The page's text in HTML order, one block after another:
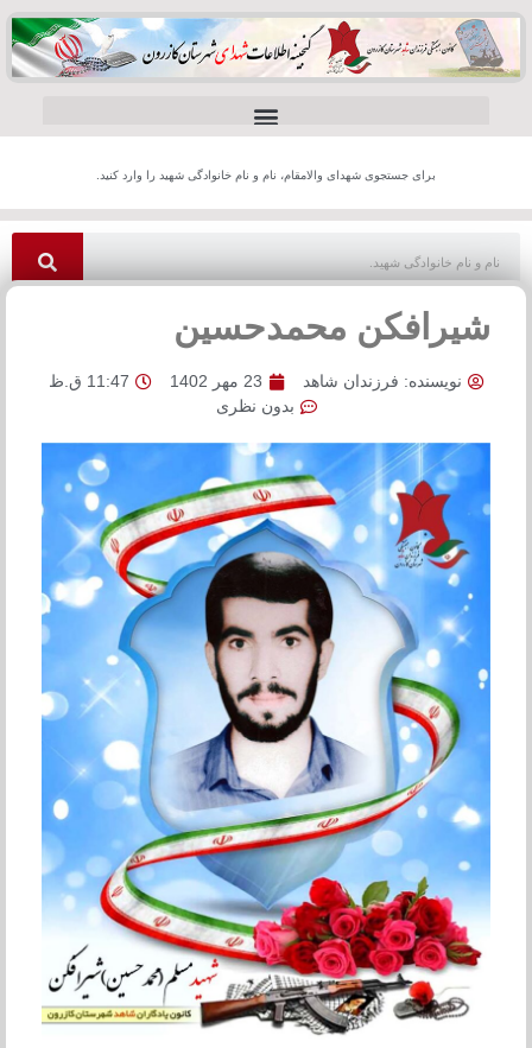
برای جستجوی شهدای والامقام، نام و نام خانوادگی شهید را وارد کنید.
شیرافکن محمدحسین
نویسنده: فرزندان شاهد 23 مهر 1402
11:47 ق.ظ
بدون نظری